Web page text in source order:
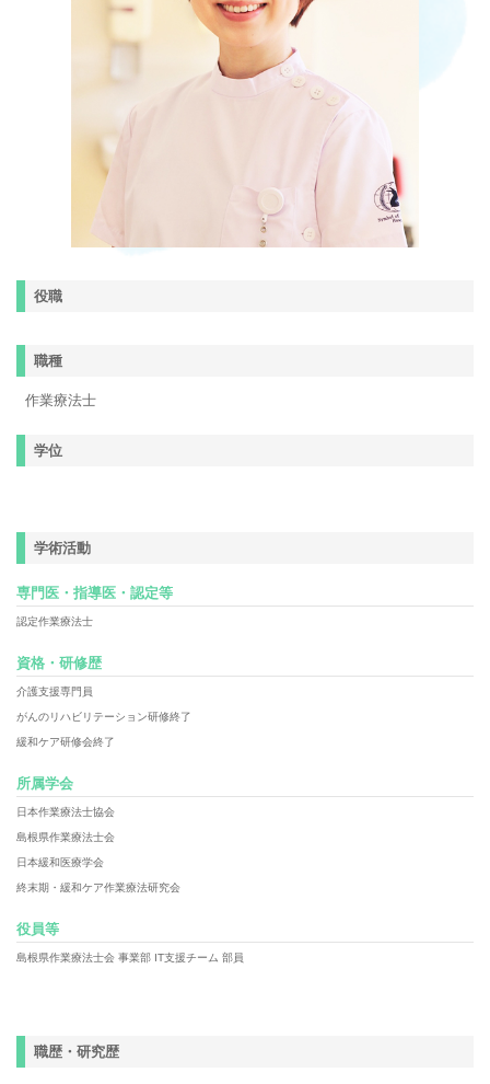
役職
職種
作業療法士
学位
学術活動
専門医・指導医・認定等
認定作業療法士
資格・研修歴
介護支援専門員
がんのリハビリテーション研修終了
緩和ケア研修会終了
所属学会
日本作業療法士協会
島根県作業療法士会
日本緩和医療学会
終末期・緩和ケア作業療法研究会
役員等
島根県作業療法士会 事業部 IT支援チーム 部員
職歴・研究歴